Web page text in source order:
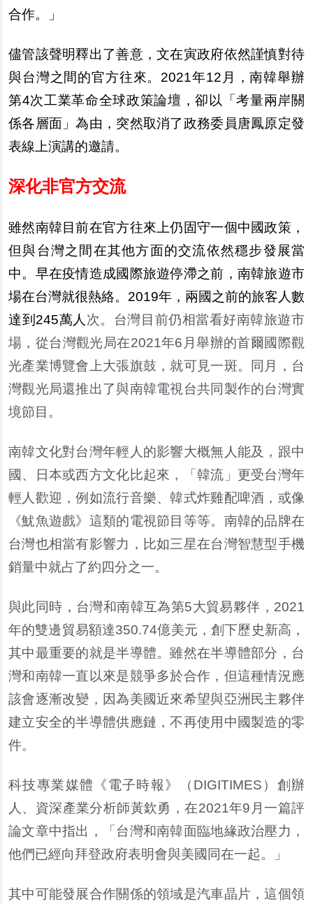
合作。」
儘管該聲明釋出了善意，文在寅政府依然謹慎對待
與台灣之間的官方往來。2021年12月，南韓舉辦
第4次工業革命全球政策論壇，卻以「考量兩岸關
係各層面」為由，突然取消了政務委員唐鳳原定發
表線上演講的邀請。
深化非官方交流
雖然南韓目前在官方往來上仍固守一個中國政策，
但與台灣之間在其他方面的交流依然穩步發展當
中。早在疫情造成國際旅遊停滯之前，南韓旅遊市
場在台灣就很熱絡。2019年，兩國之前的旅客人數
達到245萬人 次。台灣目前仍相當看好南韓旅遊市
場，從台灣觀光局在2021年6月舉辦的首爾國際觀
光產業博覽會上大張旗鼓，就可見一斑。同月，台
灣觀光局還推出了與南韓電視台共同製作的台灣實
境節目。
南韓文化對台灣年輕人的影響大概無人能及，跟中
國、日本或西方文化比起來，「韓流」更受台灣年
輕人歡迎，例如流行音樂、韓式炸雞配啤酒，或像
《魷魚遊戲》這類的電視節目等等。南韓的品牌在
台灣也相當有影響力，比如三星在台灣智慧型手機
銷量中就占了約四分之一。
與此同時，台灣和南韓互為第5大貿易夥伴，2021
年的雙邊貿易額達350.74億美元，創下歷史新高，
其中最重要的就是半導體。雖然在半導體部分，台
灣和南韓一直以來是競爭多於合作，但這種情況應
該會逐漸改變，因為美國近來希望與亞洲民主夥伴
建立安全的半導體供應鏈，不再使用中國製造的零
件。
科技專業媒體《電子時報》（DIGITIMES）創辦
人、資深產業分析師黃欽勇，在2021年9月一篇評
論文章中指出，「台灣和南韓面臨地緣政治壓力，
他們已經向拜登政府表明會與美國同在一起。」
其中可能發展合作關係的領域是汽車晶片，這個領